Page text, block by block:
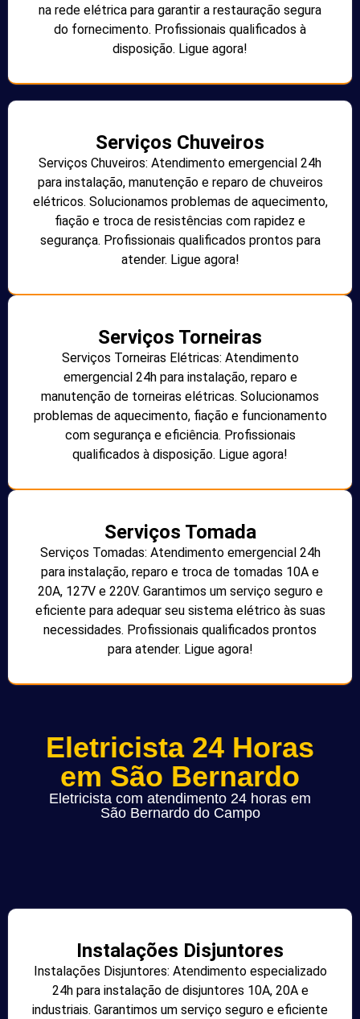
na rede elétrica para garantir a restauração segura
do fornecimento. Profissionais qualificados à
disposição. Ligue agora!
Serviços Chuveiros
Serviços Chuveiros: Atendimento emergencial 24h
para instalação, manutenção e reparo de chuveiros
elétricos. Solucionamos problemas de aquecimento,
fiação e troca de resistências com rapidez e
segurança. Profissionais qualificados prontos para
atender. Ligue agora!
Serviços Torneiras
Serviços Torneiras Elétricas: Atendimento
emergencial 24h para instalação, reparo e
manutenção de torneiras elétricas. Solucionamos
problemas de aquecimento, fiação e funcionamento
com segurança e eficiência. Profissionais
qualificados à disposição. Ligue agora!
Serviços Tomada
Serviços Tomadas: Atendimento emergencial 24h
para instalação, reparo e troca de tomadas 10A e
20A, 127V e 220V. Garantimos um serviço seguro e
eficiente para adequar seu sistema elétrico às suas
necessidades. Profissionais qualificados prontos
para atender. Ligue agora!
Eletricista 24 Horas
em São Bernardo
Eletricista com atendimento 24 horas em
São Bernardo do Campo
Instalações Disjuntores
Instalações Disjuntores: Atendimento especializado
24h para instalação de disjuntores 10A, 20A e
industriais. Garantimos um serviço seguro e eficiente